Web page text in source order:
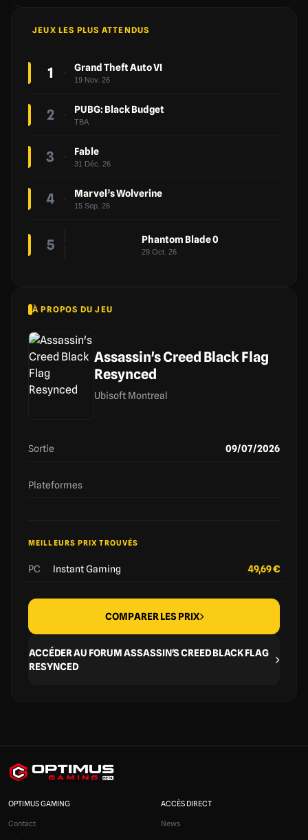
JEUX LES PLUS ATTENDUS
1 Grand Theft Auto VI
19 Nov. 26
2 PUBG: Black Budget
TBA
3 Fable
31 Déc. 26
4 Marvel’s Wolverine
15 Sep. 26
5 Phantom Blade 0
29 Oct. 26
À PROPOS DU JEU
Assassin's Creed Black Flag
Resynced
Ubisoft Montreal
Sortie 09/07/2026
Plateformes
MEILLEURS PRIX TROUVÉS
PC Instant Gaming 49,69 €
COMPARER LES PRIX
ACCÉDER AU FORUM ASSASSIN'S CREED BLACK FLAG
RESYNCED
OPTIMUS GAMING
Contact
ACCÈS DIRECT
News